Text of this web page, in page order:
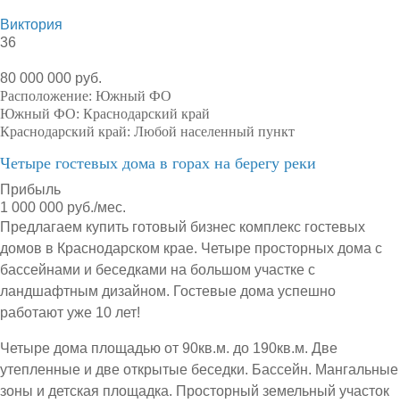
Виктория
36
80 000 000 руб.
Расположение: Южный ФО
Южный ФО: Краснодарский край
Краснодарский край: Любой населенный пункт
Четыре гостевых дома в горах на берегу реки
Прибыль
1 000 000 руб./мес.
Предлагаем купить готовый бизнес комплекс гостевых
домов в Краснодарском крае. Четыре просторных дома с
бассейнами и беседками на большом участке с
ландшафтным дизайном. Гостевые дома успешно
работают уже 10 лет!
Четыре дома площадью от 90кв.м. до 190кв.м. Две
утепленные и две открытые беседки. Бассейн. Мангальные
зоны и детская площадка. Просторный земельный участок